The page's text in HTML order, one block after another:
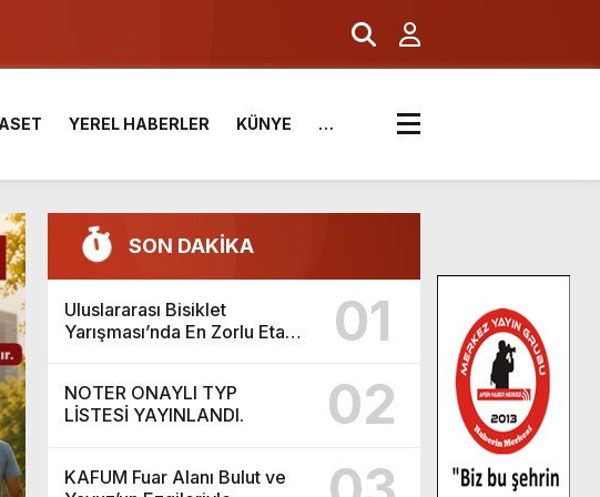
Geldi.
olsun ziyareti.
YEREL HABERLER KÜNYE …
SON DAKİKA
Uluslararası Bisiklet
Yarışması’nda En Zorlu Etap
01
NOTER ONAYLI TYP
LİSTESİ YAYINLANDI.
02
KAFUM Fuar Alanı Bulut ve